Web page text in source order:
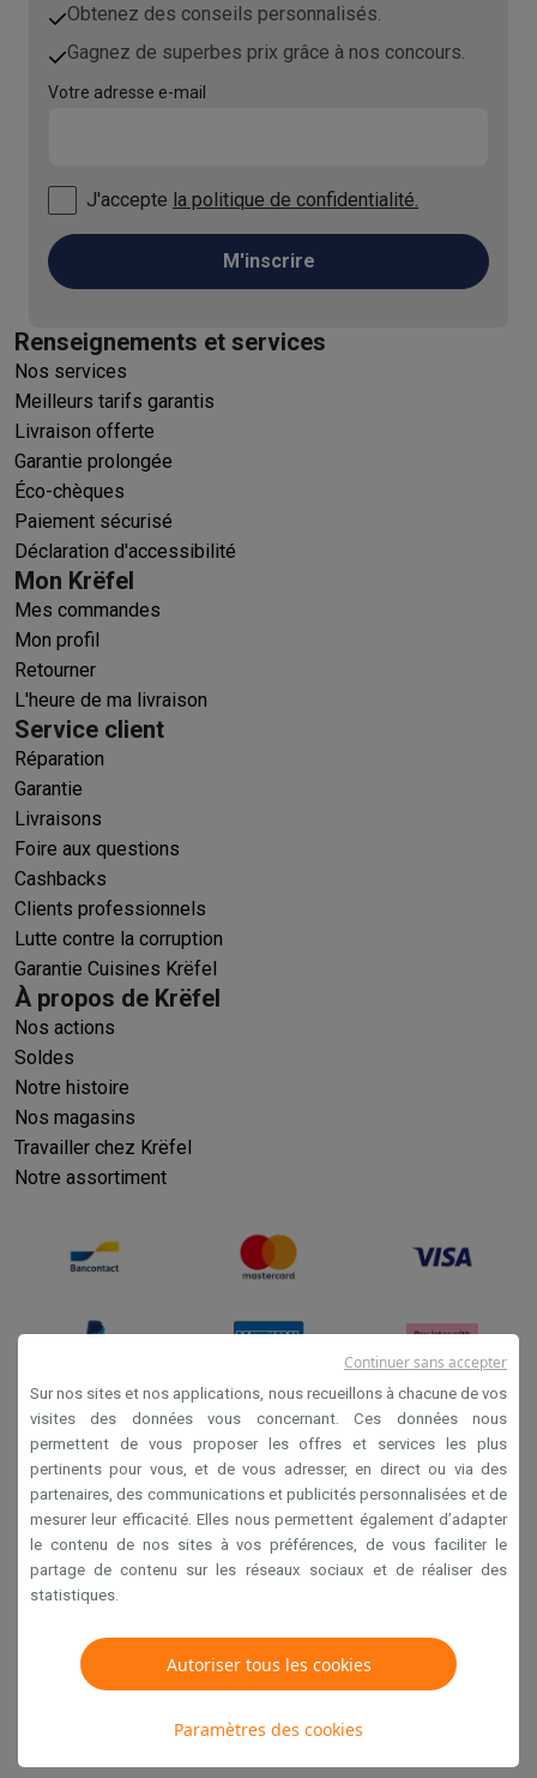
Obtenez des conseils personnalisés.
Gagnez de superbes prix grâce à nos concours.
Votre adresse e-mail
J'accepte la politique de confidentialité.
M'inscrire
Renseignements et services
Nos services
Meilleurs tarifs garantis
Livraison offerte
Garantie prolongée
Éco-chèques
Paiement sécurisé
Déclaration d'accessibilité
Mon Krëfel
Mes commandes
Mon profil
Retourner
L'heure de ma livraison
Service client
Réparation
Garantie
Livraisons
Foire aux questions
Cashbacks
Clients professionnels
Lutte contre la corruption
Garantie Cuisines Krëfel
À propos de Krëfel
Nos actions
Soldes
Notre histoire
Nos magasins
Travailler chez Krëfel
Notre assortiment
Conditions générales de vente
Privacy
Disclaimer
Cookies
Krëfel NV - Steenstraat 44 - Industriezone 4 "T Sas",
1851 Humbeek, België
TVA BE 0400.673.544
Sur nos sites et nos applications, nous recueillons à chacune de vos
visites des données vous concernant. Ces données nous
permettent de vous proposer les offres et services les plus
pertinents pour vous, et de vous adresser, en direct ou via des
partenaires, des communications et publicités personnalisées et de
mesurer leur efficacité. Elles nous permettent également d’adapter
le contenu de nos sites à vos préférences, de vous faciliter le
partage de contenu sur les réseaux sociaux et de réaliser des
statistiques.
Autoriser tous les cookies
Paramètres des cookies
Continuer sans accepter